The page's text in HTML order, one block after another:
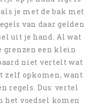
je met de bak met
van daar gelden
uit je hand. Al wat
grenzen een klein
niet vertelt wat
zelf opkomen, want
regels. Dus: vertel
het voedsel komen